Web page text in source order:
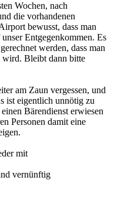
Wochen, nach
die vorhandenen
bewusst, dass man
Entgegenkommen. Es
werden, dass man
wird. Bleibt dann bitte
am Zaun vergessen, und
ist eigentlich unnötig zu
Bärendienst erwiesen
Personen damit eine
mit
vernünftig